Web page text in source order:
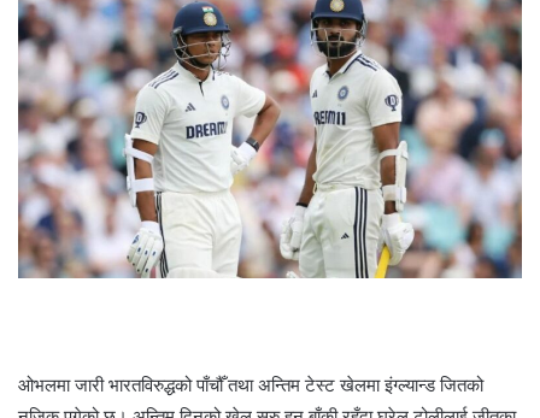
ओभलमा जारी भारतविरुद्धको पाँचौँ तथा अन्तिम टेस्ट खेलमा इंग्ल्यान्ड जितको